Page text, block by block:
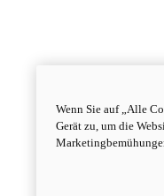
Wenn Sie auf „Alle
Gerät zu, um die